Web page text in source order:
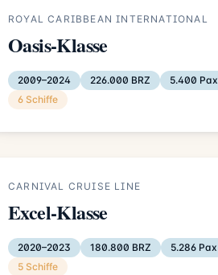
ROYAL CARIBBEAN INTERNATIONAL
Oasis-Klasse
2009–2024 226.000 BRZ
5.400 Pax
6 Schiffe
CARNIVAL CRUISE LINE
Excel-Klasse
2020–2023 180.800 BRZ
5.286 Pax
5 Schiffe